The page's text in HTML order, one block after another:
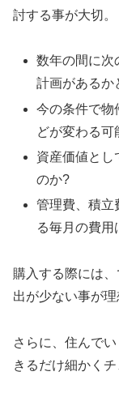
討する事が大切。
数年の間に次
計画があるか
今の条件で物
どが変わる可
資産価値とし
のか?
管理費、積立
る毎月の費用
購入する際には
出が少ない事が理
さらに、住んで
きるだけ細かく